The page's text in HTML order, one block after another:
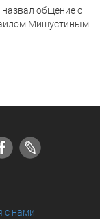
общение с
Мишустиным
с нами